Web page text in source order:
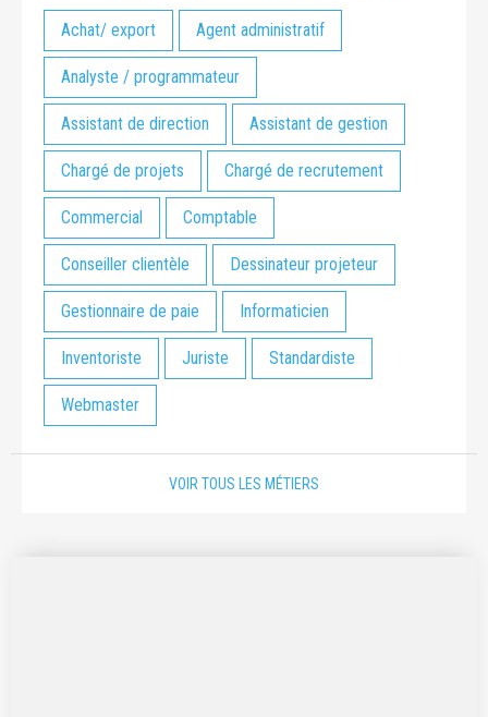
Achat/ export Agent administratif
Analyste / programmateur
Assistant de direction Assistant de gestion
Chargé de projets Chargé de recrutement
Commercial Comptable
Conseiller clientèle Dessinateur projeteur
Gestionnaire de paie Informaticien
Inventoriste Juriste Standardiste
Webmaster
VOIR TOUS LES MÉTIERS